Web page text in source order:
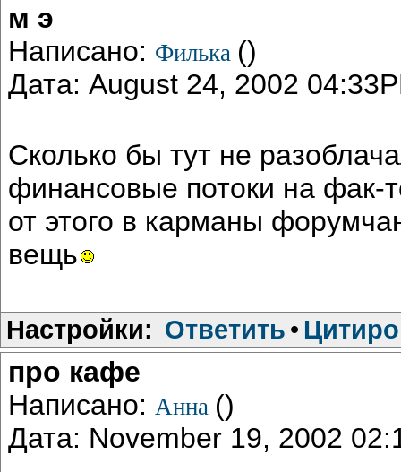
м э
Написано: Филька ()
Дата: August 24, 2002
Сколько бы тут не
финансовые потоки на фак-
от этого в карманы
вещь
Настройки: Ответить •
про кафе
Написано: Анна ()
Дата: November 19, 2002